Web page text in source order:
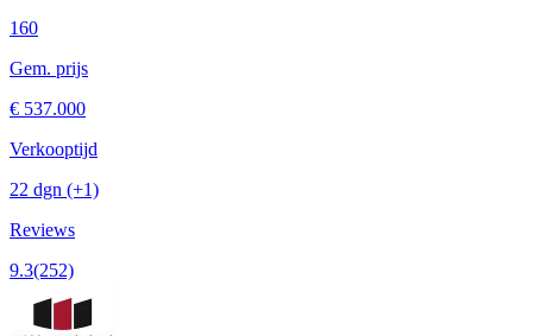
160
Gem. prijs
€ 537.000
Verkooptijd
22 dgn (+1)
Reviews
9.3(252)